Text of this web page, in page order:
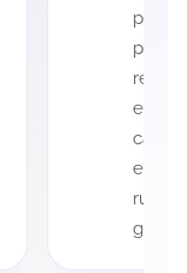
cada
es
ruta
guía